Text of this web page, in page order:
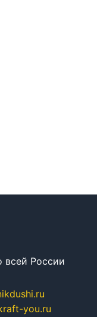
всей России
you.ru